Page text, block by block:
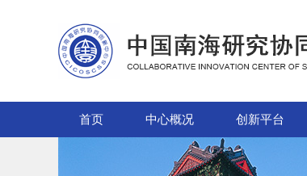
首页 中心概况 创新平台